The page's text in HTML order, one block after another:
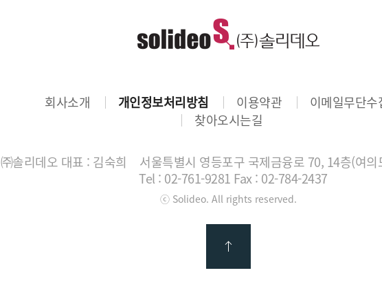
회사소개 개인정보처리방침 이용약관
이메일무단수
찾아오시는길
㈜솔리데오 대표 : 김숙희
서울특별시 영등포구 국제금융로 70, 14층(여
Tel : 02-761-9281 Fax : 02-784-2437
ⓒ Solideo. All rights reserved.